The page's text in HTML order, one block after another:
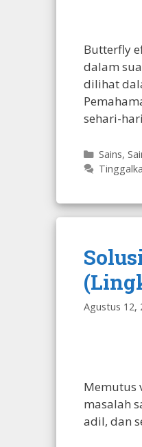
Butterfly
dalam
dilihat
sehari-
Kategori
Sains,
Agustus 12,
Memutus
masalah
adil, dan